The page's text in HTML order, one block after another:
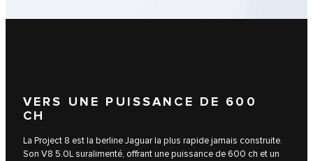
VERS UNE PUISSANCE DE 600
CH
La Project 8 est la berline Jaguar la plus rapide jamais construite.
Son V8 5.0L suralimenté, offrant une puissance de 600 ch et un